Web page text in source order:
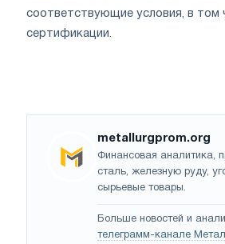
соответствующие условия, в том
сертификации.
metallurgprom.org
Финансовая аналитика,
сталь, железную руду,
сырьевые товары.
Больше новостей и
телеграмм-канале